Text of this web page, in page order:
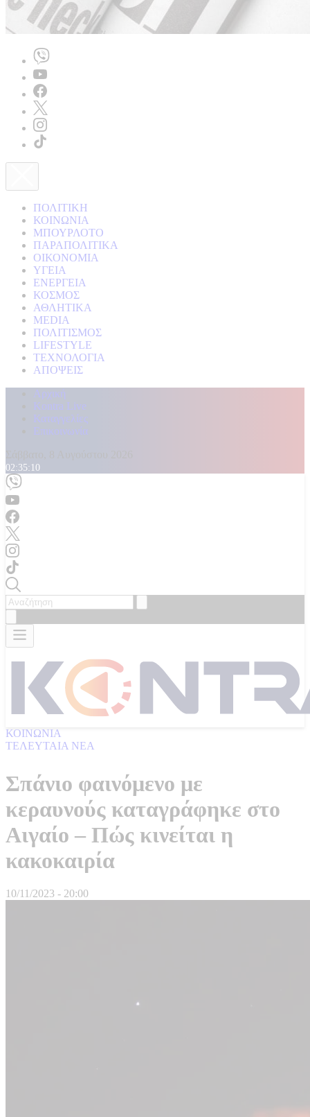
ΠΟΛΙΤΙΚΗ
ΚΟΙΝΩΝΙΑ
ΜΠΟΥΡΛΟΤΟ
ΠΑΡΑΠΟΛΙΤΙΚΑ
ΟΙΚΟΝΟΜΙΑ
ΥΓΕΙΑ
ΕΝΕΡΓΕΙΑ
ΚΟΣΜΟΣ
ΑΘΛΗΤΙΚΑ
MEDIA
ΠΟΛΙΤΙΣΜΟΣ
LIFESTYLE
ΤΕΧΝΟΛΟΓΙΑ
ΑΠΟΨΕΙΣ
Αρχική
Kontra Live
Καταγγελίες
Επικοινωνία
02:35:11
ΚΟΙΝΩΝΙΑ
ΤΕΛΕΥΤΑΙΑ ΝΕΑ
Σπάνιο φαινόμενο με
κεραυνούς καταγράφηκε στο
Αιγαίο – Πώς κινείται η
κακοκαιρία
10/11/2023 - 20:00